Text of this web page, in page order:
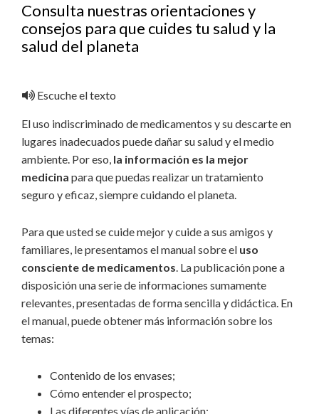
Consulta nuestras orientaciones y
consejos para que cuides tu salud y la
salud del planeta
Escuche el texto
El uso indiscriminado de medicamentos y su descarte en
lugares inadecuados puede dañar su salud y el medio
ambiente. Por eso, la información es la mejor
medicina para que puedas realizar un tratamiento
seguro y eficaz, siempre cuidando el planeta.
Para que usted se cuide mejor y cuide a sus amigos y
familiares, le presentamos el manual sobre el uso
consciente de medicamentos. La publicación pone a
disposición una serie de informaciones sumamente
relevantes, presentadas de forma sencilla y didáctica. En
el manual, puede obtener más información sobre los
temas:
Contenido de los envases;
Cómo entender el prospecto;
Las diferentes vías de aplicación;